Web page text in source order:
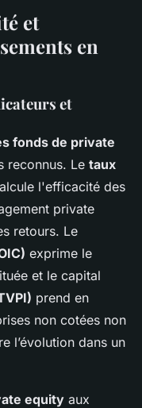
et
en
et
fonds de private
reconnus. Le taux
l'efficacité des
private
retours. Le
exprime le
et le capital
prend en
non cotées non
l’évolution dans un
equity aux